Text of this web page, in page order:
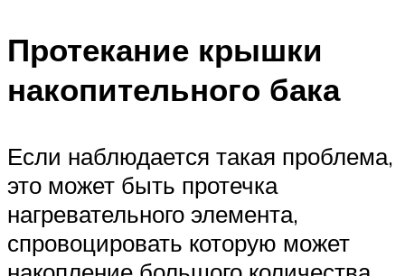
Протекание крышки
накопительного бака
Если наблюдается такая проблема,
это может быть протечка
нагревательного элемента,
спровоцировать которую может